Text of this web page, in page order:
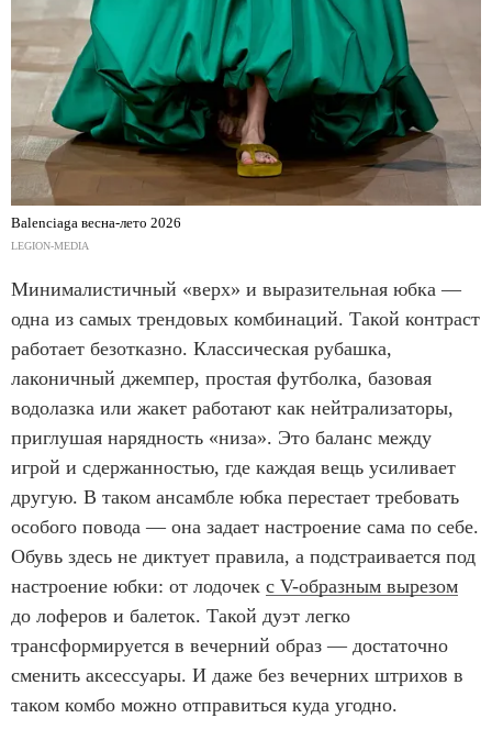
Balenciaga весна-лето 2026
LEGION-MEDIA
Минималистичный «верх» и выразительная юбка —
одна из самых трендовых комбинаций. Такой контраст
работает безотказно. Классическая рубашка,
лаконичный джемпер, простая футболка, базовая
водолазка или жакет работают как нейтрализаторы,
приглушая нарядность «низа». Это баланс между
игрой и сдержанностью, где каждая вещь усиливает
другую. В таком ансамбле юбка перестает требовать
особого повода — она задает настроение сама по себе.
Обувь здесь не диктует правила, а подстраивается под
настроение юбки: от лодочек с V-образным вырезом
до лоферов и балеток. Такой дуэт легко
трансформируется в вечерний образ — достаточно
сменить аксессуары. И даже без вечерних штрихов в
таком комбо можно отправиться куда угодно.